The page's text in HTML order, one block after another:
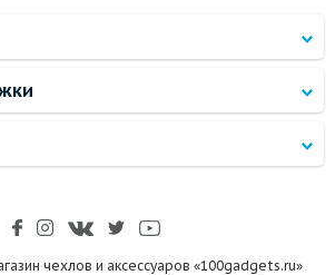
чехлов и аксессуаров «100gadgets.ru»